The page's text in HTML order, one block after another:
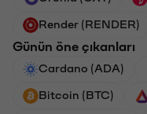
Render (RENDER)
Günün öne çıkanları
Cardano (ADA)
Bitcoin (BTC)